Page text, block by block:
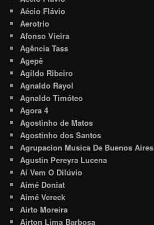
Aécio Flávio
Aerotrio
Afonso Vieira
Agência Tass
Agepê
Agildo Ribeiro
Agnaldo Rayol
Agnaldo Timóteo
Agora 4
Agostinho de Matos
Agostinho dos Santos
Agrupacion Musica De Buenos Aires
Agustin Pereyra Lucena
Aí Vem O Dilúvio
Aimé Doniat
Aimé Vereck
Airto Moreira
Airton Lima Barbosa